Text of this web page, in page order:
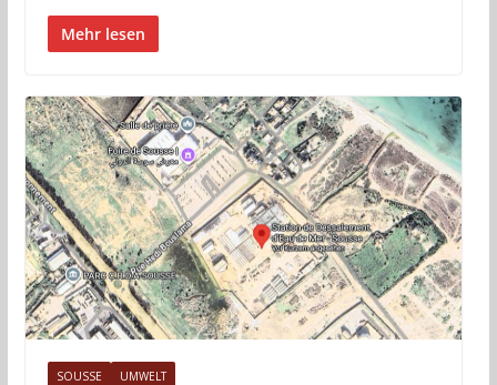
Mehr lesen
SOUSSE UMWELT